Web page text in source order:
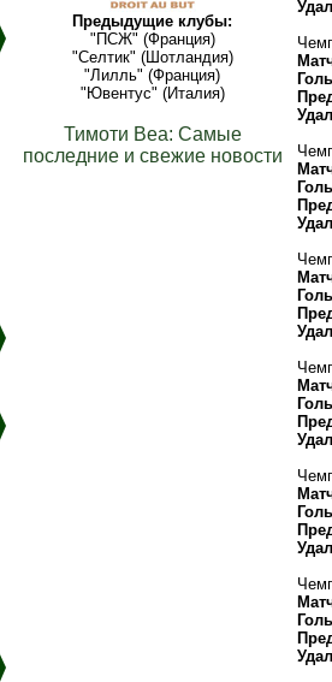
Предыдущие клубы:
"ПСЖ" (Франция)
"Селтик" (Шотландия)
"Лилль" (Франция)
"Ювентус" (Италия)
Тимоти Веа: Самые
последние и свежие новости